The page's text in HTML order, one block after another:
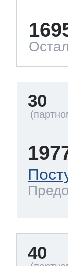
30
40